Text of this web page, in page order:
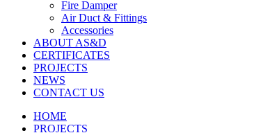
Fire Damper
Air Duct & Fittings
Accessories
ABOUT AS&D
CERTIFICATES
PROJECTS
NEWS
CONTACT US
HOME
PROJECTS